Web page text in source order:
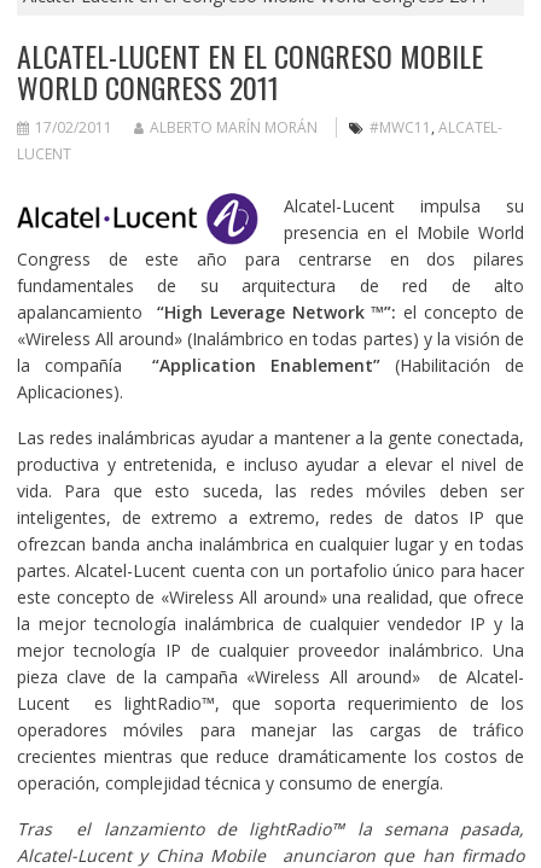
ALCATEL-LUCENT EN EL CONGRESO MOBILE
WORLD CONGRESS 2011
17/02/2011 ALBERTO MARÍN MORÁN #MWC11 , ALCATEL-
LUCENT
Alcatel-Lucent impulsa su
presencia en el Mobile World
Congress de este año para centrarse en dos pilares
fundamentales de su arquitectura de red de alto
apalancamiento “High Leverage Network ™”: el concepto de
«Wireless All around» (Inalámbrico en todas partes) y la visión de
la compañía “Application Enablement”(Habilitación de
Aplicaciones).
Las redes inalámbricas ayudar a mantener a la gente conectada,
productiva y entretenida, e incluso ayudar a elevar el nivel de
vida. Para que esto suceda, las redes móviles deben ser
inteligentes, de extremo a extremo, redes de datos IP que
ofrezcan banda ancha inalámbrica en cualquier lugar y en todas
partes. Alcatel-Lucent cuenta con un portafolio único para hacer
este concepto de «Wireless All around» una realidad, que ofrece
la mejor tecnología inalámbrica de cualquier vendedor IP y la
mejor tecnología IP de cualquier proveedor inalámbrico. Una
pieza clave de la campaña «Wireless All around» de Alcatel-
Lucent es lightRadio™, que soporta requerimiento de los
operadores móviles para manejar las cargas de tráfico
crecientes mientras que reduce dramáticamente los costos de
operación, complejidad técnica y consumo de energía.
Tras el lanzamiento de lightRadio™ la semana pasada,
Alcatel-Lucent y China Mobile anunciaron que han firmado